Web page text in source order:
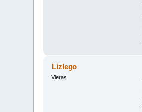
Lizlego
Vieras